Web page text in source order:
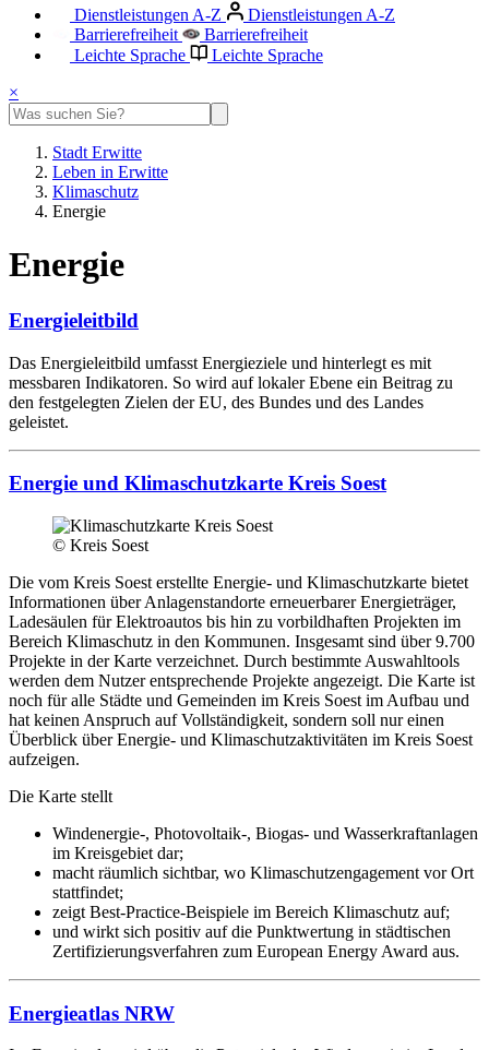
Dienstleistungen A-Z
Dienstleistungen A-Z
Barrierefreiheit
Barrierefreiheit
Leichte Sprache
Leichte Sprache
×
Stadt Erwitte
Leben in Erwitte
Klimaschutz
Energie
Energie
Energieleitbild
Das Energieleitbild umfasst Energieziele und hinterlegt es mit
messbaren Indikatoren. So wird auf lokaler Ebene ein Beitrag zu
den festgelegten Zielen der EU, des Bundes und des Landes
geleistet.
Energie und Klimaschutzkarte Kreis Soest
© Kreis Soest
Die vom Kreis Soest erstellte Energie- und Klimaschutzkarte bietet
Informationen über Anlagenstandorte erneuerbarer Energieträger,
Ladesäulen für Elektroautos bis hin zu vorbildhaften Projekten im
Bereich Klimaschutz in den Kommunen. Insgesamt sind über 9.700
Projekte in der Karte verzeichnet. Durch bestimmte Auswahltools
werden dem Nutzer entsprechende Projekte angezeigt. Die Karte ist
noch für alle Städte und Gemeinden im Kreis Soest im Aufbau und
hat keinen Anspruch auf Vollständigkeit, sondern soll nur einen
Überblick über Energie- und Klimaschutzaktivitäten im Kreis Soest
aufzeigen.
Die Karte stellt
Windenergie-, Photovoltaik-, Biogas- und Wasserkraftanlagen
im Kreisgebiet dar;
macht räumlich sichtbar, wo Klimaschutzengagement vor Ort
stattfindet;
zeigt Best-Practice-Beispiele im Bereich Klimaschutz auf;
und wirkt sich positiv auf die Punktwertung in städtischen
Zertifizierungsverfahren zum European Energy Award aus.
Energieatlas NRW